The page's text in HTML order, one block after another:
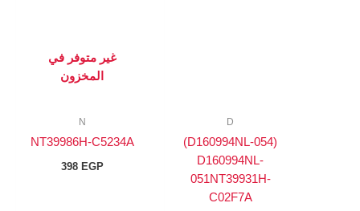
D
(D160994NL-054)
D160994NL-
051NT39931H-
C02F7A
غير متوفر في
المخزون
N
NT39986H-C5234A
398 EGP